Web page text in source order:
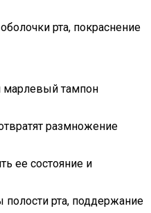
рта, покраснение
марлевый тампон
размножение
ее состояние и
рта, поддержание